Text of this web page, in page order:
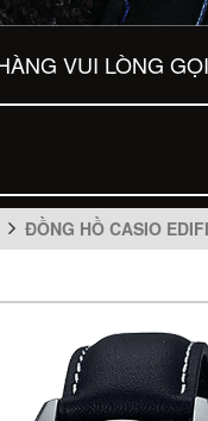
VUI LÒNG
ĐỒNG HỒ CASIO